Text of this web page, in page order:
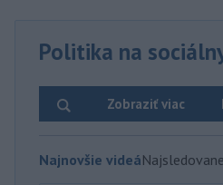
Politika na
Zobraziť viac
Najnovšie videá